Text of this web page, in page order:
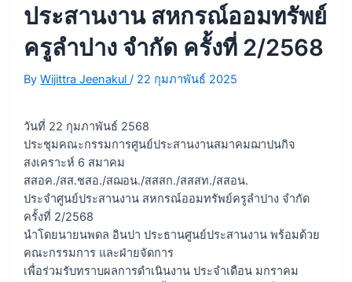
ประสานงาน สหกรณ์ออมทรัพย์
ครูลำปาง จำกัด ครั้งที่ 2/2568
ByWijittra Jeenakul/ 22 กุมภาพันธ์ 2025
วันที่ 22 กุมภาพันธ์ 2568
ประชุมคณะกรรมการศูนย์ประสานงานสมาคมฌาปนกิจ
สงเคราะห์ 6 สมาคม
สสอค./สส.ชสอ./สฌอน./สสสก./สสสท./สสอน.
ประจำศูนย์ประสานงาน สหกรณ์ออมทรัพย์ครูลำปาง จำกัด
ครั้งที่ 2/2568
นำโดยนายนพดล อินปา ประธานศูนย์ประสานงาน พร้อมด้วย
คณะกรรมการ และฝ่ายจัดการ
เพื่อร่วมรับทราบผลการดำเนินงาน ประจำเดือน มกราคม